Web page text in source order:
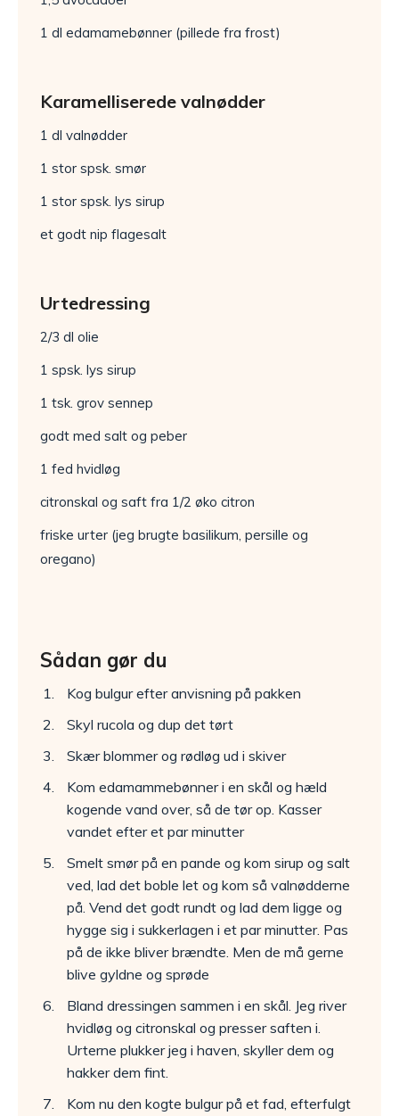
1 dl edamamebønner (pillede fra frost)
Karamelliserede valnødder
1 dl valnødder
1 stor spsk. smør
1 stor spsk. lys sirup
et godt nip flagesalt
Urtedressing
2/3 dl olie
1 spsk. lys sirup
1 tsk. grov sennep
godt med salt og peber
1 fed hvidløg
citronskal og saft fra 1/2 øko citron
friske urter (jeg brugte basilikum, persille og
oregano)
Sådan gør du
Kog bulgur efter anvisning på pakken
Skyl rucola og dup det tørt
Skær blommer og rødløg ud i skiver
Kom edamammebønner i en skål og hæld
kogende vand over, så de tør op. Kasser
vandet efter et par minutter
Smelt smør på en pande og kom sirup og salt
ved, lad det boble let og kom så valnødderne
på. Vend det godt rundt og lad dem ligge og
hygge sig i sukkerlagen i et par minutter. Pas
på de ikke bliver brændte. Men de må gerne
blive gyldne og sprøde
Bland dressingen sammen i en skål. Jeg river
hvidløg og citronskal og presser saften i.
Urterne plukker jeg i haven, skyller dem og
hakker dem fint.
Kom nu den kogte bulgur på et fad, efterfulgt